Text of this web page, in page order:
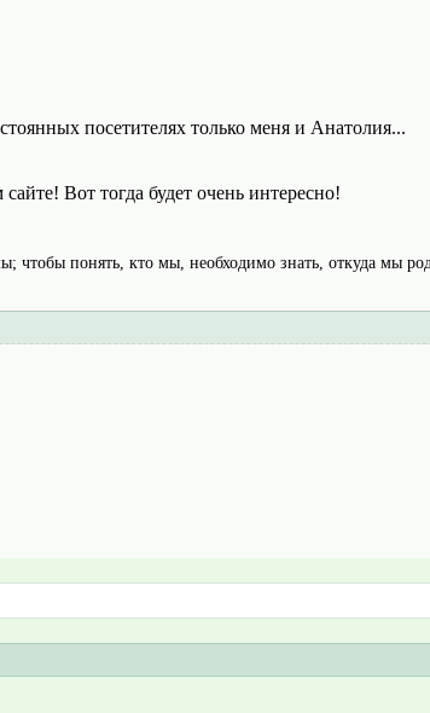
посетителях только меня и Анатолия...
Вот тогда будет очень интересно!
чтобы понять, кто мы, необходимо знать, откуда мы